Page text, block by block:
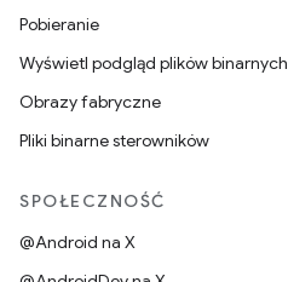
Pobieranie
Wyświetl podgląd plików binarnych
Obrazy fabryczne
Pliki binarne sterowników
SPOŁECZNOŚĆ
@Android na X